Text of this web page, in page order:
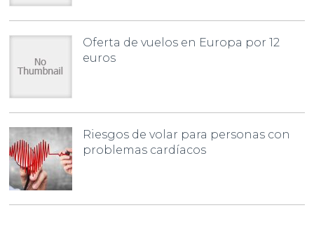
Oferta de vuelos en Europa por 12
euros
Riesgos de volar para personas con
problemas cardíacos